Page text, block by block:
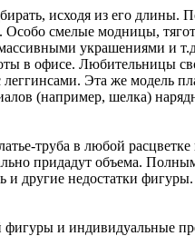
исходя из его
Особо смелые модницы,
украшениями и
в офисе. Любительницы
Эта же модель
(например, шелка)
труба в любой
придадут объема.
другие недостатки
и индивидуальные